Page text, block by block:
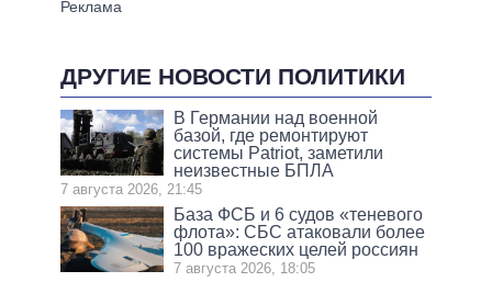
ДРУГИЕ НОВОСТИ ПОЛИТИКИ
В Германии над военной
базой, где ремонтируют
системы Patriot, заметили
неизвестные БПЛА
7 августа 2026, 21:45
База ФСБ и 6 судов «теневого
флота»: СБС атаковали более
100 вражеских целей россиян
7 августа 2026, 18:05